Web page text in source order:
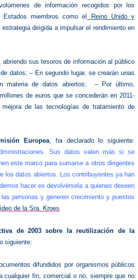
de información recogidos por los
miembros como el
Reino Unidoy
dirigida a impulsar el rendimiento en
sus tesoros de información al público
de datos;– En segundo lugar, se crearán unas
materia de datos abiertos; – Por último,
de euros que se concederán en 2011-
de las tecnologías de tratamiento de
Europea, ha declarado lo siguiente:
Sus datos valen más si se
este marco para sumarse a otros dirigentes
los datos abiertos. Los contribuyentes ya han
hacer es devolvérsela a quienes deseen
personas y generen crecimiento y puestos
de la Sra. Kroes
de 2003 sobre la reutilización de la
siguiente:
difundidos por organismos públicos
cualquier fin, comercial o no, siempre que no